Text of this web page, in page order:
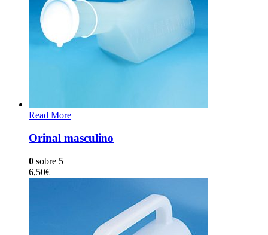
Read More
Orinal masculino
0 sobre 5
6,50€